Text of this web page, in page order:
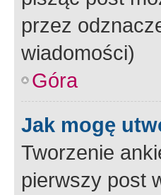
przez
wiadomości)
Góra
Jak mogę
Tworzenie
pierwszy post